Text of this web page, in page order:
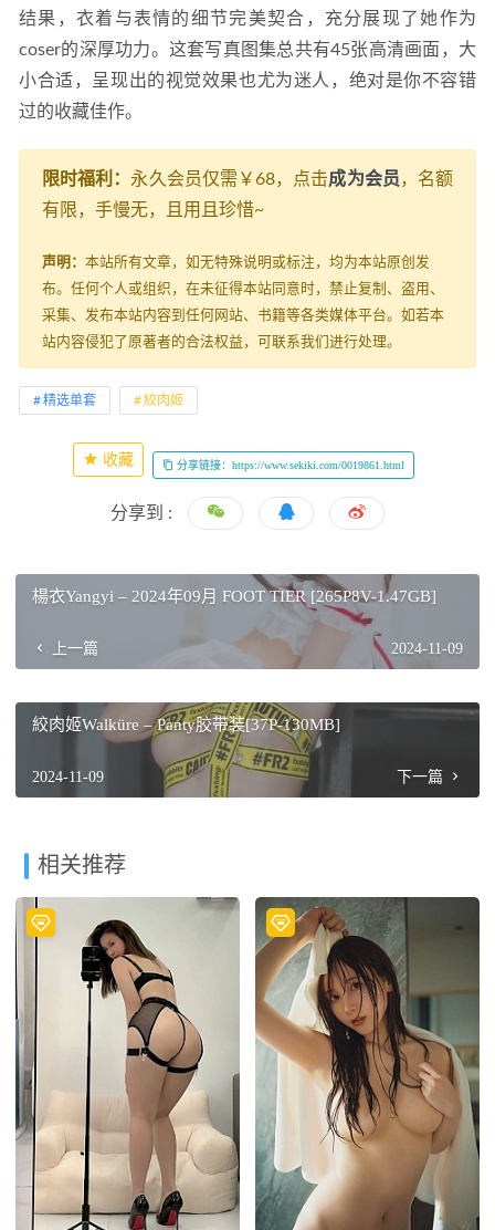
结果，衣着与表情的细节完美契合，充分展现了她作为
coser的深厚功力。这套写真图集总共有45张高清画面，大
小合适，呈现出的视觉效果也尤为迷人，绝对是你不容错
过的收藏佳作。
限时福利： 永久会员仅需￥68，点击成为会员，名额
有限，手慢无，且用且珍惜~
声明： 本站所有文章，如无特殊说明或标注，均为本站原创发
布。任何个人或组织，在未征得本站同意时，禁止复制、盗用、
采集、发布本站内容到任何网站、书籍等各类媒体平台。如若本
站内容侵犯了原著者的合法权益，可联系我们进行处理。
精选单套 絞肉姬
收藏 分享链接：https://www.sekiki.com/0019861.html
分享到 :
楊衣Yangyi – 2024年09月 FOOT TIER [265P8V-1.47GB]
上一篇 2024-11-09
絞肉姬Walküre – Panty胶带装[37P-130MB]
2024-11-09 下一篇
相关推荐